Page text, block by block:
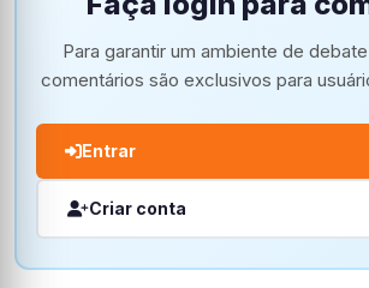
Para garantir um ambiente de
comentários são exclusivos para
Entrar
Criar conta